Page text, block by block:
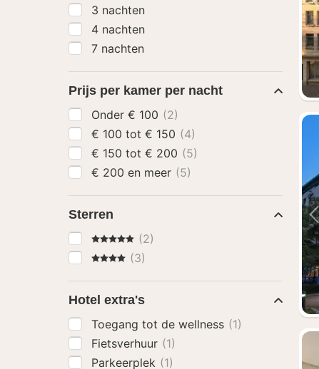
3 nachten
4 nachten
7 nachten
Prijs per kamer per nacht
Onder € 100 (2)
€ 100 tot € 150 (4)
€ 150 tot € 200 (5)
€ 200 en meer (5)
Sterren
5 Sterren(2)
4 Sterren
(3)
Hotel extra's
Toegang tot de wellness (1)
Fietsverhuur (1)
Parkeerplek (1)